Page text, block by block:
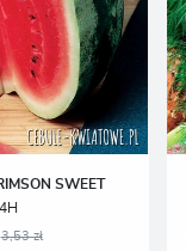
SWEET
3,53 zł